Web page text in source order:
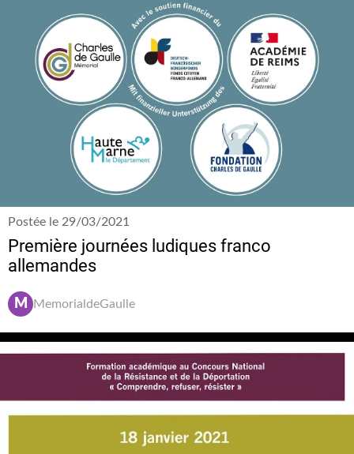
Postée le 29/03/2021
Première journées ludiques franco
allemandes
M MemorialdeGaulle